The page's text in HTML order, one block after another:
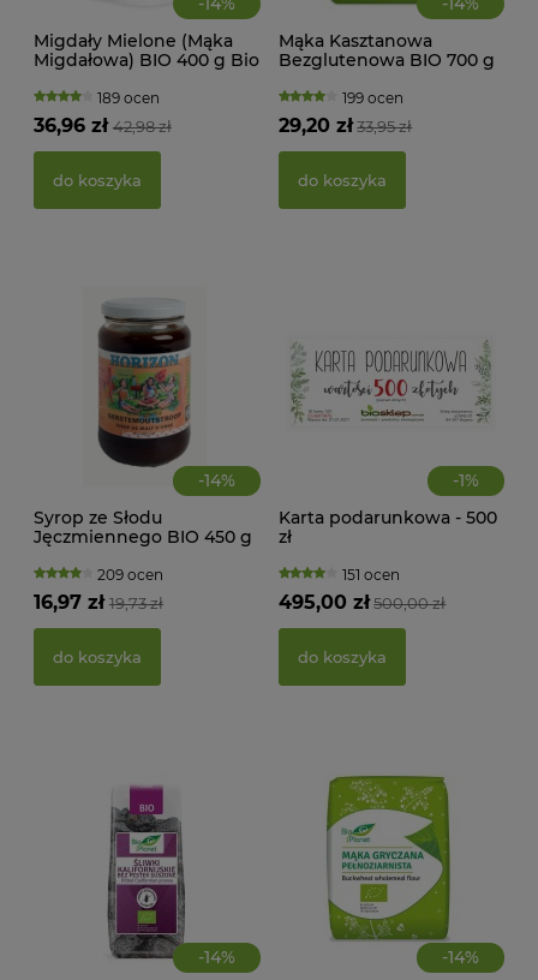
Migdały Mielone (Mąka
Migdałowa) BIO 400 g Bio
189 ocen
42,98 zł
36,96 zł
do koszyka
Mąka Kasztanowa
Bezglutenowa BIO 700 g
199 ocen
33,95 zł
29,20 zł
do koszyka
-14%
Syrop ze Słodu
Jęczmiennego BIO 450 g
209 ocen
19,73 zł
16,97 zł
do koszyka
-1%
Karta podarunkowa - 500
zł
151 ocen
500,00 zł
495,00 zł
do koszyka
-14%
-14%